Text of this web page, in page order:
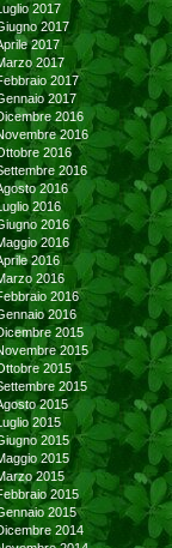
Luglio 2017
Giugno 2017
Aprile 2017
Marzo 2017
Febbraio 2017
Gennaio 2017
Dicembre 2016
Novembre 2016
Ottobre 2016
Settembre 2016
Agosto 2016
Luglio 2016
Giugno 2016
Maggio 2016
Aprile 2016
Marzo 2016
Febbraio 2016
Gennaio 2016
Dicembre 2015
Novembre 2015
Ottobre 2015
Settembre 2015
Agosto 2015
Luglio 2015
Giugno 2015
Maggio 2015
Marzo 2015
Febbraio 2015
Gennaio 2015
Dicembre 2014